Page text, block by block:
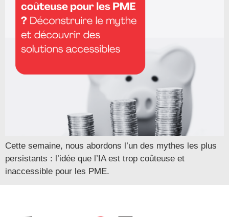
Cette semaine, nous abordons l’un des mythes les plus
persistants : l’idée que l’IA est trop coûteuse et
inaccessible pour les PME.